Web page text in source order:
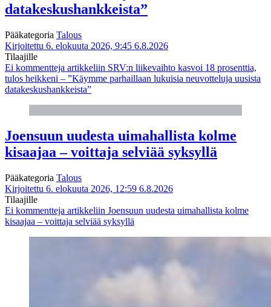
datakeskushankkeista”
Pääkategoria Talous
Kirjoitettu 6. elokuuta 2026, 9:45 6.8.2026
Tilaajille
Ei kommentteja artikkeliin SRV:n liikevaihto kasvoi 18 prosenttia,
tulos heikkeni – ”Käymme parhaillaan lukuisia neuvotteluja uusista
datakeskushankkeista”
Joensuun uudesta uimahallista kolme
kisaajaa – voittaja selviää syksyllä
Pääkategoria Talous
Kirjoitettu 6. elokuuta 2026, 12:59 6.8.2026
Tilaajille
Ei kommentteja artikkeliin Joensuun uudesta uimahallista kolme
kisaajaa – voittaja selviää syksyllä